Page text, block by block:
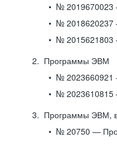
№ 2019670023
№ 2018620237
№ 2015621803
Программы ЭВМ
№ 2023660921
№ 2023610815
Программы ЭВМ,
№ 20750 —